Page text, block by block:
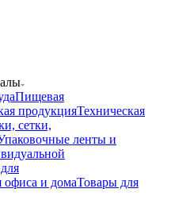
Пищевая
продукцияТехническая
сетки,
ленты и
офиса и домаТовары для